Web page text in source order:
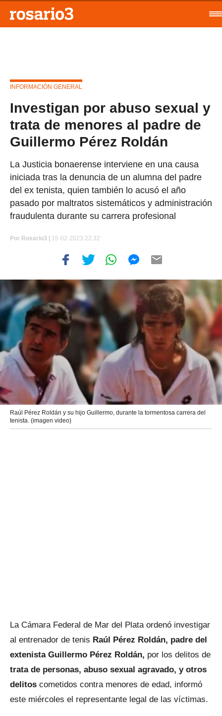
INFORMACIÓN GENERAL
Investigan por abuso sexual y
trata de menores al padre de
Guillermo Pérez Roldán
La Justicia bonaerense interviene en una causa
iniciada tras la denuncia de un alumna del padre
del ex tenista, quien también lo acusó el año
pasado por maltratos sistemáticos y administración
fraudulenta durante su carrera profesional
Por Rosario3 | 15-02-2023 22:32
Raúl Pérez Roldán y su hijo Guillermo, durante la tormentosa carrera del
tenista. (imagen video)
La Cámara Federal de Mar del Plata ordenó investigar
al entrenador de tenis Raúl Pérez Roldán, padre del
extenista Guillermo Pérez Roldán, por los delitos de
trata de personas, abuso sexual agravado, y otros
delitos cometidos contra menores de edad, informó
este miércoles el representante legal de las víctimas.